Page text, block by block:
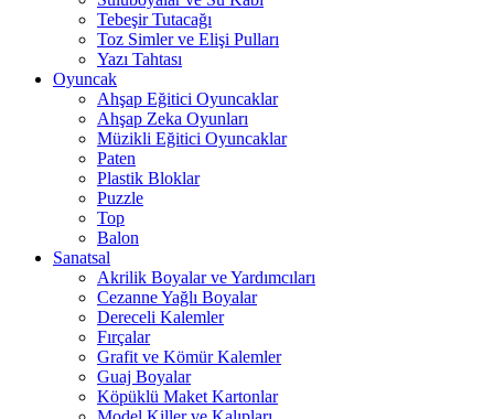
Tebeşir Tutacağı
Toz Simler ve Elişi Pulları
Yazı Tahtası
Oyuncak
Ahşap Eğitici Oyuncaklar
Ahşap Zeka Oyunları
Müzikli Eğitici Oyuncaklar
Paten
Plastik Bloklar
Puzzle
Top
Balon
Sanatsal
Akrilik Boyalar ve Yardımcıları
Cezanne Yağlı Boyalar
Dereceli Kalemler
Fırçalar
Grafit ve Kömür Kalemler
Guaj Boyalar
Köpüklü Maket Kartonlar